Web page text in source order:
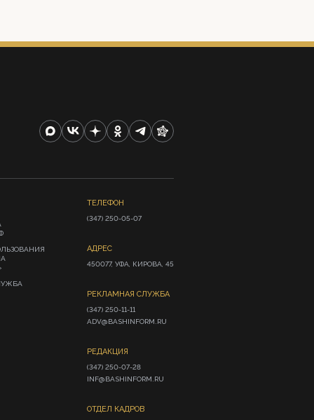
ТЕЛЕФОН
(347) 250-05-07
АДРЕС
450077, УФА, КИРОВА, 45
РЕКЛАМНАЯ СЛУЖБА
(347) 250-11-11
ADV@BASHINFORM.RU
РЕДАКЦИЯ
(347) 250-07-28
INF@BASHINFORM.RU
ОТДЕЛ КАДРОВ